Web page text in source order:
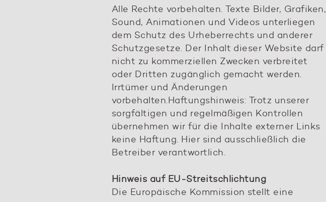
Alle Rechte vorbehalten. Texte Bilder, Grafiken,
Sound, Animationen und Videos unterliegen
dem Schutz des Urheberrechts und anderer
Schutzgesetze. Der Inhalt dieser Website darf
nicht zu kommerziellen Zwecken verbreitet
oder Dritten zugänglich gemacht werden.
Irrtümer und Änderungen
vorbehalten.Haftungshinweis: Trotz unserer
sorgfältigen und regelmäßigen Kontrollen
übernehmen wir für die Inhalte externer Links
keine Haftung. Hier sind ausschließlich die
Betreiber verantwortlich.
Hinweis auf EU-Streitschlichtung
Die Europäische Kommission stellt eine